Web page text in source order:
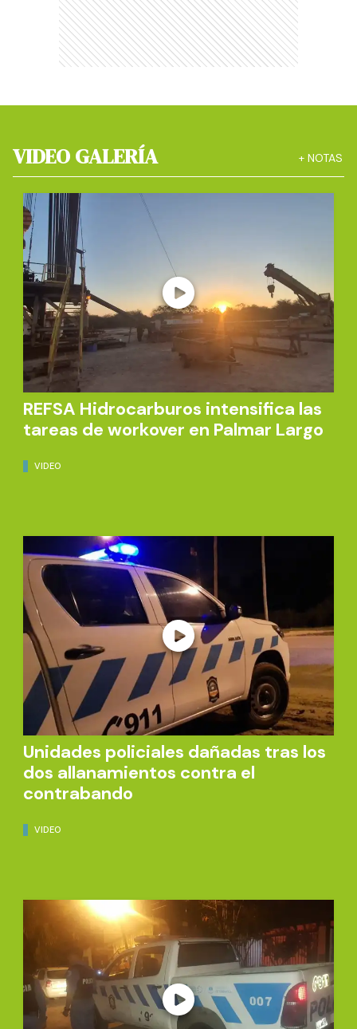
VIDEO GALERÍA + NOTAS
REFSA Hidrocarburos intensifica las
tareas de workover en Palmar Largo
VIDEO
Unidades policiales dañadas tras los
dos allanamientos contra el
contrabando
VIDEO